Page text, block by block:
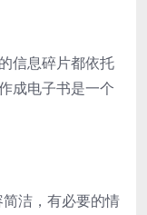
信息碎片都依托
成电子书是一个
洁，有必要的情